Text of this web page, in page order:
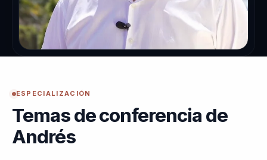
ESPECIALIZACIÓN
Temas de conferencia de
Andrés